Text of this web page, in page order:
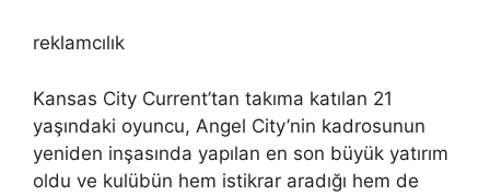
reklamcılık
Kansas City Current’tan takıma katılan 21
yaşındaki oyuncu, Angel City’nin kadrosunun
yeniden inşasında yapılan en son büyük yatırım
oldu ve kulübün hem istikrar aradığı hem de